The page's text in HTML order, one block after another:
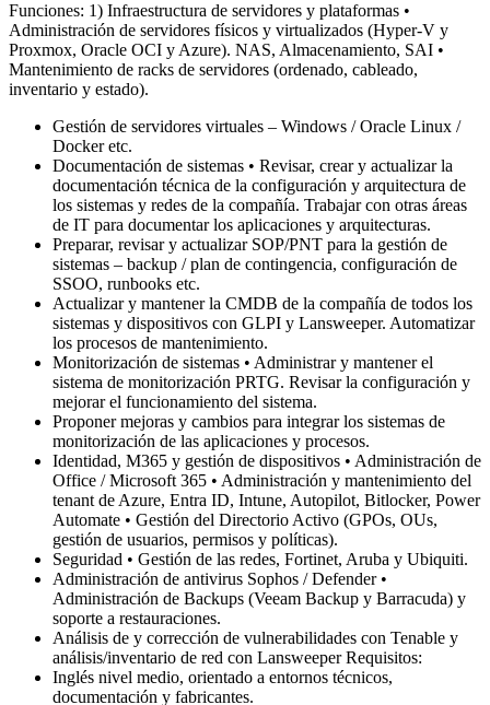
Funciones: 1) Infraestructura de servidores y plataformas •
Administración de servidores físicos y virtualizados (Hyper-V y
Proxmox, Oracle OCI y Azure). NAS, Almacenamiento, SAI •
Mantenimiento de racks de servidores (ordenado, cableado,
inventario y estado).
Gestión de servidores virtuales – Windows / Oracle Linux /
Docker etc.
Documentación de sistemas • Revisar, crear y actualizar la
documentación técnica de la configuración y arquitectura de
los sistemas y redes de la compañía. Trabajar con otras áreas
de IT para documentar los aplicaciones y arquitecturas.
Preparar, revisar y actualizar SOP/PNT para la gestión de
sistemas – backup / plan de contingencia, configuración de
SSOO, runbooks etc.
Actualizar y mantener la CMDB de la compañía de todos los
sistemas y dispositivos con GLPI y Lansweeper. Automatizar
los procesos de mantenimiento.
Monitorización de sistemas • Administrar y mantener el
sistema de monitorización PRTG. Revisar la configuración y
mejorar el funcionamiento del sistema.
Proponer mejoras y cambios para integrar los sistemas de
monitorización de las aplicaciones y procesos.
Identidad, M365 y gestión de dispositivos • Administración de
Office / Microsoft 365 • Administración y mantenimiento del
tenant de Azure, Entra ID, Intune, Autopilot, Bitlocker, Power
Automate • Gestión del Directorio Activo (GPOs, OUs,
gestión de usuarios, permisos y políticas).
Seguridad • Gestión de las redes, Fortinet, Aruba y Ubiquiti.
Administración de antivirus Sophos / Defender •
Administración de Backups (Veeam Backup y Barracuda) y
soporte a restauraciones.
Análisis de y corrección de vulnerabilidades con Tenable y
análisis/inventario de red con Lansweeper Requisitos:
Inglés nivel medio, orientado a entornos técnicos,
documentación y fabricantes.